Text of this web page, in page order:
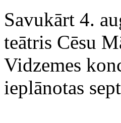
Savukārt 4.
teātris Cēsu
Vidzemes
ieplānotas